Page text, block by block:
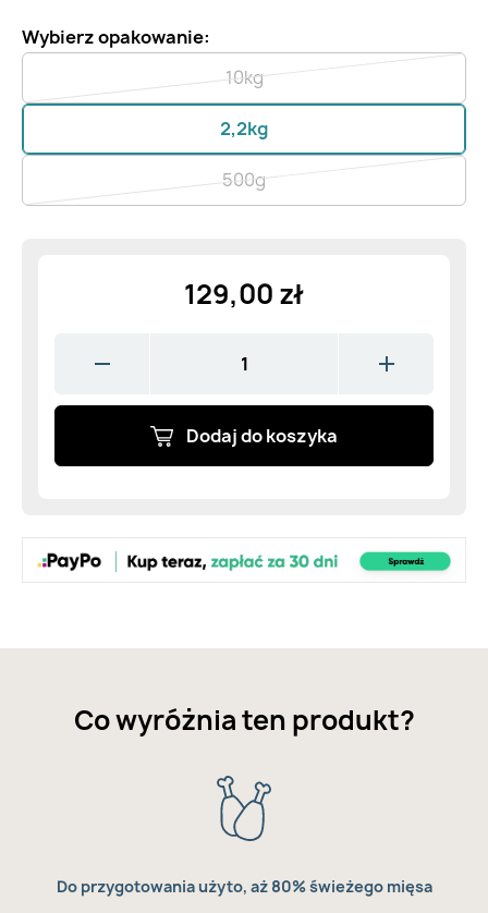
Wybierz opakowanie:
10kg
2,2kg
500g
129,00 zł
Dodaj do koszyka
Co wyróżnia ten produkt?
Do przygotowania użyto, aż 80% świeżego mięsa